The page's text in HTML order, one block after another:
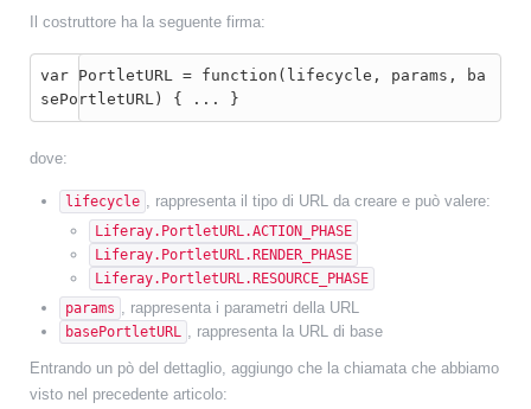
Il costruttore ha la seguente firma:
var PortletURL = function(lifecycle, params, ba
sePortletURL) { ... }
dove:
lifecycle , rappresenta il tipo di URL da creare e può valere:
Liferay.PortletURL.ACTION_PHASE
Liferay.PortletURL.RENDER_PHASE
Liferay.PortletURL.RESOURCE_PHASE
params , rappresenta i parametri della URL
basePortletURL , rappresenta la URL di base
Entrando un pò del dettaglio, aggiungo che la chiamata che abbiamo
visto nel precedente articolo: